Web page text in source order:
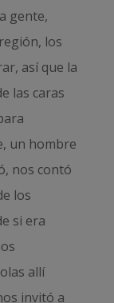
gente,
los
así que la
las caras
un hombre
nos contó
los
si era
allí
invitó a